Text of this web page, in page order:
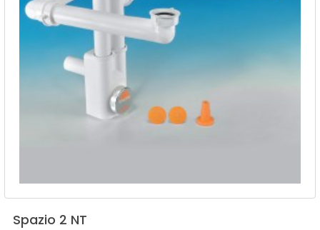
Spazio 2 NT